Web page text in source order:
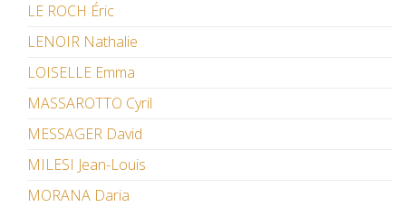
LE ROCH Éric
LENOIR Nathalie
LOISELLE Emma
MASSAROTTO Cyril
MESSAGER David
MILESI Jean-Louis
MORANA Daria